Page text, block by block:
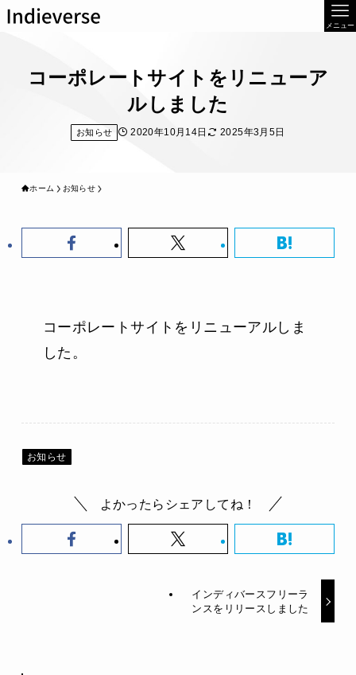
メニュー
コーポレートサイトをリニューア
ルしました
お知らせ 2020年10月14日 2025年3月5日
ホーム お知らせ
コーポレートサイトをリニューアルしま
した。
お知らせ
よかったらシェアしてね！
インディバースフリーラ
ンスをリリースしました